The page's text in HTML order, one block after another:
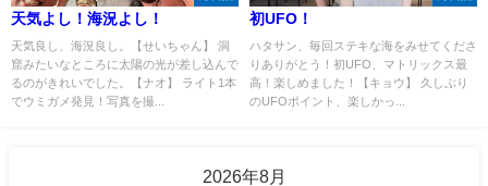
天気よし！海況よし！
天気良し、海況良し。【せいちゃん】 洞
窟みたいなところに太陽の光が差し込んで
るのがきれいでした。【ナオ】 ライト1本
でウミガメ発見！写真を撮...
初UFO！
ハタサン、毎回ステキな海をみせてくださ
りありがとう！初UFO、マトリックス最
高！楽しめました！【キョウ】 久しぶり
のUFOポイント、楽しかっ...
2026年8月